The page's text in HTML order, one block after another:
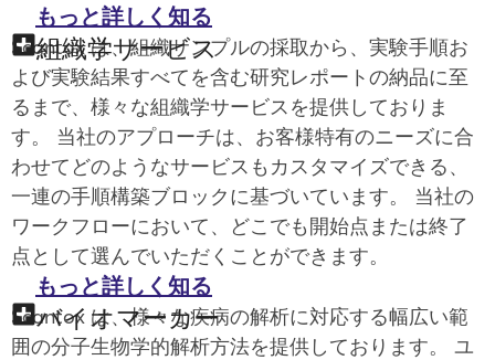
もっと詳しく知る
組織学サービス
Scantox は、組織サンプルの採取から、実験手順お
よび実験結果すべてを含む研究レポートの納品に至
るまで、様々な組織学サービスを提供しておりま
す。 当社のアプローチは、お客様特有のニーズに合
わせてどのようなサービスもカスタマイズできる、
一連の手順構築ブロックに基づいています。 当社の
ワークフローにおいて、どこでも開始点または終了
点として選んでいただくことができます。
もっと詳しく知る
バイオマーカー
Scantox は、様々な疾病の解析に対応する幅広い範
囲の分子生物学的解析方法を提供しております。 ユ